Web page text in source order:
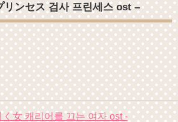
リンセス 검사 프린세스 ost –
女 캐리어를 끄는 여자 ost -